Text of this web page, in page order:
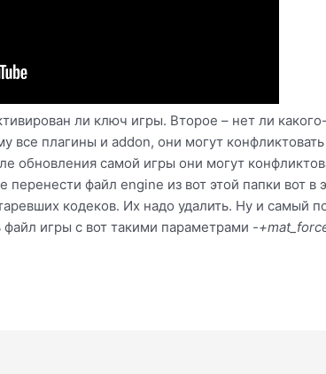
ли ключ игры. Второе – нет ли
все плагины и addon, они могут
обновления самой игры они могут
файл engine из вот этой папки вот в
кодеков. Их надо удалить. Ну и самый
файл игры с вот такими параметрами -